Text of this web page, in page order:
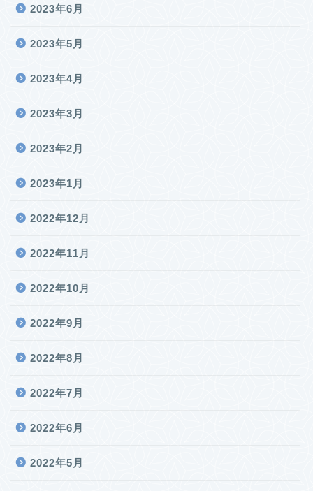
2023年6月
2023年5月
2023年4月
2023年3月
2023年2月
2023年1月
2022年12月
2022年11月
2022年10月
2022年9月
2022年8月
2022年7月
2022年6月
2022年5月